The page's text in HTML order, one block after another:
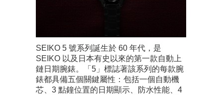
SEIKO 5 號系列誕生於 60 年代，是
SEIKO 以及日本有史以來的第一款自動上
鏈日期腕錶。「5」標誌著該系列的每款腕
錶都具備五個關鍵屬性：包括一個自動機
芯、3 點鐘位置的日期顯示、防水性能、4